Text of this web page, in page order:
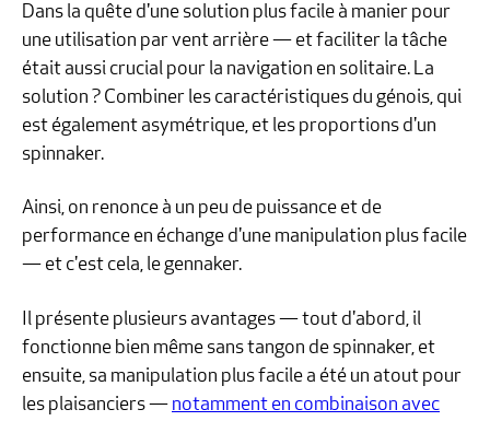
Dans la quête d'une solution plus facile à manier pour
une utilisation par vent arrière — et faciliter la tâche
était aussi crucial pour la navigation en solitaire. La
solution ? Combiner les caractéristiques du génois, qui
est également asymétrique, et les proportions d'un
spinnaker.
Ainsi, on renonce à un peu de puissance et de
performance en échange d'une manipulation plus facile
— et c'est cela, le gennaker.
Il présente plusieurs avantages — tout d'abord, il
fonctionne bien même sans tangon de spinnaker, et
ensuite, sa manipulation plus facile a été un atout pour
les plaisanciers — notamment en combinaison avec